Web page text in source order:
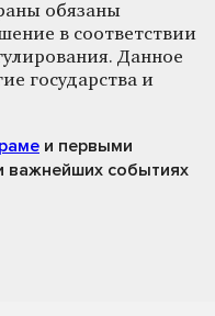
обязаны
в соответствии
Данное
государства и
и первыми
важнейших событиях